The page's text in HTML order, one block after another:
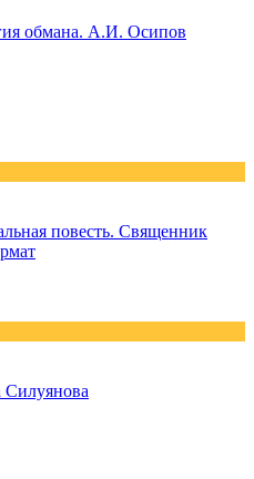
обмана. А.И. Осипов
повесть. Священник
Силуянова